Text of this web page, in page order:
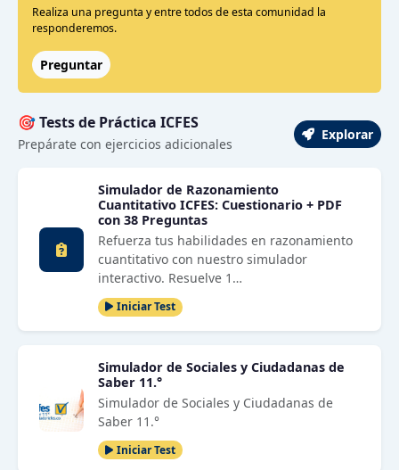
Realiza una pregunta y entre todos de esta comunidad la
responderemos.
Preguntar
🎯 Tests de Práctica ICFES
Prepárate con ejercicios adicionales
Explorar
Simulador de Razonamiento
Cuantitativo ICFES: Cuestionario + PDF
con 38 Preguntas
Refuerza tus habilidades en razonamiento
cuantitativo con nuestro simulador
interactivo. Resuelve 1…
Iniciar Test
Simulador de Sociales y Ciudadanas de
Saber 11.°
Simulador de Sociales y Ciudadanas de
Saber 11.°
Iniciar Test